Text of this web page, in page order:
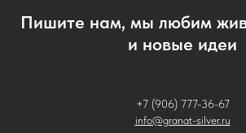
Пишите нам, мы любим
и новые идеи
+7 (906) 777-36-67
info@granat-silver.ru